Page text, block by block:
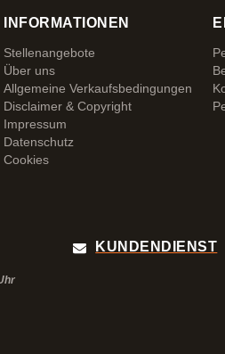
INFORMATIONEN
Stellenangebote
Über uns
Allgemeine Verkaufsbedingungen
Disclaimer & Copyright
Impressum
Datenschutz
Cookies
KUNDENDIENST